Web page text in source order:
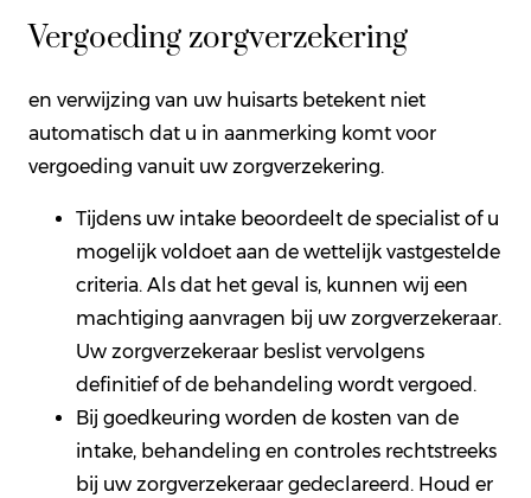
Vergoeding zorgverzekering
en verwijzing van uw huisarts betekent niet
automatisch dat u in aanmerking komt voor
vergoeding vanuit uw zorgverzekering.
Tijdens uw intake beoordeelt de specialist of u
mogelijk voldoet aan de wettelijk vastgestelde
criteria. Als dat het geval is, kunnen wij een
machtiging aanvragen bij uw zorgverzekeraar.
Uw zorgverzekeraar beslist vervolgens
definitief of de behandeling wordt vergoed.
Bij goedkeuring worden de kosten van de
intake, behandeling en controles rechtstreeks
bij uw zorgverzekeraar gedeclareerd. Houd er